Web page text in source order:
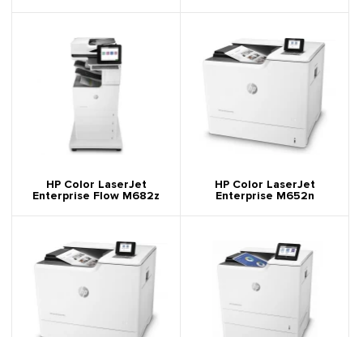
HP Color LaserJet
Enterprise Flow M682z
HP Color LaserJet
Enterprise M652n